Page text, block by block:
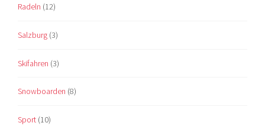
Radeln (12)
Salzburg (3)
Skifahren (3)
Snowboarden (8)
Sport (10)